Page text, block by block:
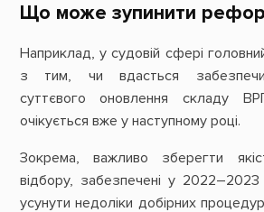
Що може зупинити
Наприклад, у судовій сфері
з тим, чи вдасться
суттєвого оновлення складу
очікується вже у наступному році.
Зокрема, важливо зберегти
відбору, забезпечені у 2022–2023
усунути недоліки добірних